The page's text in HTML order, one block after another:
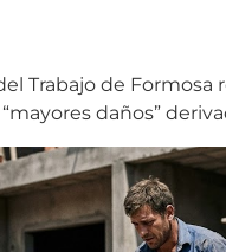
Trabajo de Formosa
daños”